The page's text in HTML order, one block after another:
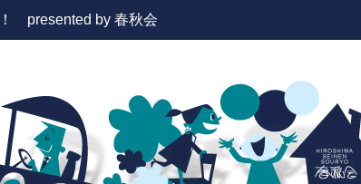
presented by 春秋会